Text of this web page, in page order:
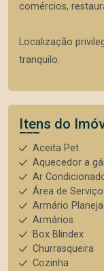
comércios,
Localização
tranquilo.
Itens do
Aceita Pet
Aquecedor a
Ar
Área de Serviço
Armário
Armários
Box Blindex
Churrasqueira
Cozinha